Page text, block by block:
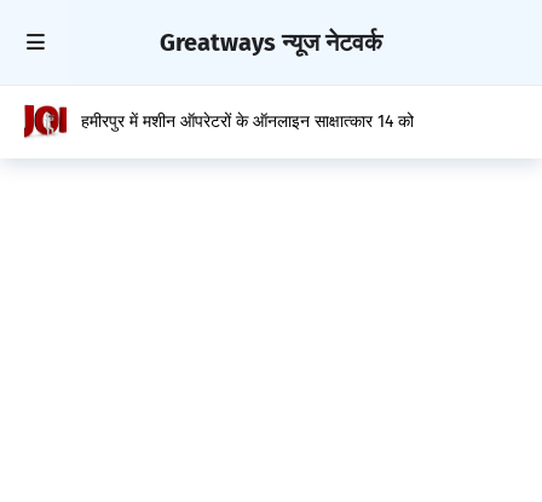
Greatways न्यूज नेटवर्क
हमीरपुर में मशीन ऑपरेटरों के ऑनलाइन साक्षात्कार 14 को